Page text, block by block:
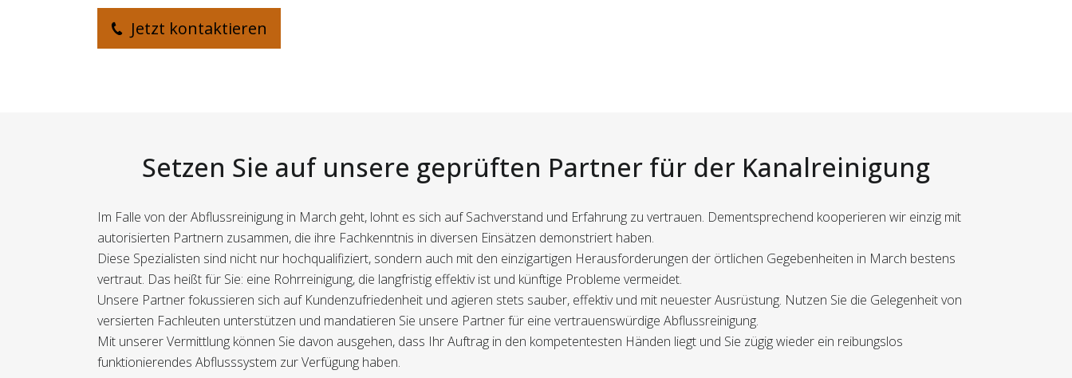
Jetzt kontaktieren
Setzen Sie auf unsere geprüften Partner für der Kanalreinigung
Im Falle von der Abflussreinigung in March geht, lohnt es sich auf Sachverstand und Erfahrung zu vertrauen. Dementsprechend kooperieren wir einzig mit
autorisierten Partnern zusammen, die ihre Fachkenntnis in diversen Einsätzen demonstriert haben.
Diese Spezialisten sind nicht nur hochqualifiziert, sondern auch mit den einzigartigen Herausforderungen der örtlichen Gegebenheiten in March bestens
vertraut. Das heißt für Sie: eine Rohrreinigung, die langfristig effektiv ist und künftige Probleme vermeidet.
Unsere Partner fokussieren sich auf Kundenzufriedenheit und agieren stets sauber, effektiv und mit neuester Ausrüstung. Nutzen Sie die Gelegenheit von
versierten Fachleuten unterstützen und mandatieren Sie unsere Partner für eine vertrauenswürdige Abflussreinigung.
Mit unserer Vermittlung können Sie davon ausgehen, dass Ihr Auftrag in den kompetentesten Händen liegt und Sie zügig wieder ein reibungslos
funktionierendes Abflusssystem zur Verfügung haben.